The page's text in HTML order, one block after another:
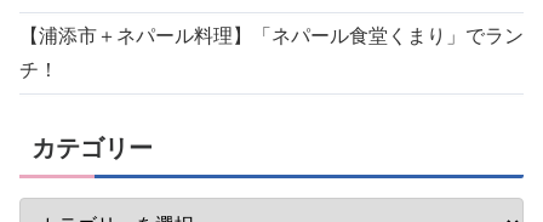
【浦添市＋ネパール料理】「ネパール食堂くまり」でラン
チ！
カテゴリー